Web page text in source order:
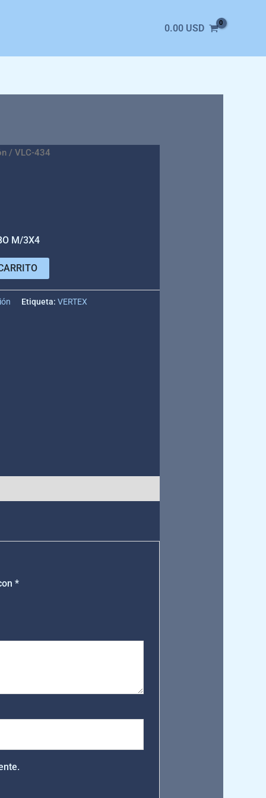
0.00 USD
/ VLC-434
M/3X4
Etiqueta:VERTEX
*